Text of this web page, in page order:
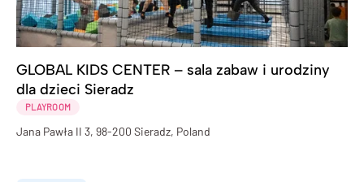
GLOBAL KIDS CENTER – sala zabaw i urodziny
dla dzieci Sieradz
PLAYROOM
Jana Pawła II 3, 98-200 Sieradz, Poland